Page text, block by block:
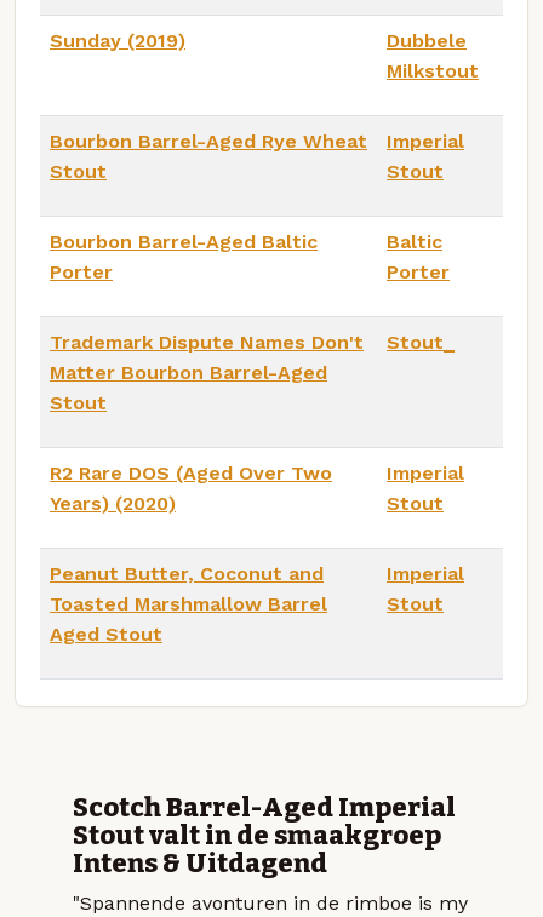
Sunday (2019)
Dubbele
Milkstout
Bourbon Barrel-Aged Rye Wheat
Stout
Imperial
Stout
Bourbon Barrel-Aged Baltic
Porter
Baltic
Porter
Trademark Dispute Names Don't
Matter Bourbon Barrel-Aged
Stout
Stout_
R2 Rare DOS (Aged Over Two
Years) (2020)
Imperial
Stout
Peanut Butter, Coconut and
Toasted Marshmallow Barrel
Aged Stout
Imperial
Stout
Scotch Barrel-Aged Imperial
Stout valt in de smaakgroep
Intens & Uitdagend
"Spannende avonturen in de rimboe is my